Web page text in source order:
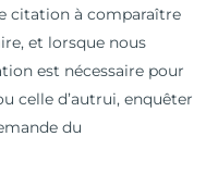
citation à comparaître
et lorsque nous
est nécessaire pour
celle d’autrui, enquêter
du